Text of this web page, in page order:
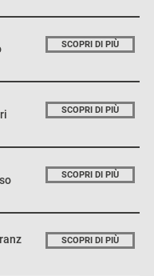
SCOPRI DI PIÙ
SCOPRI DI PIÙ
SCOPRI DI PIÙ
SCOPRI DI PIÙ